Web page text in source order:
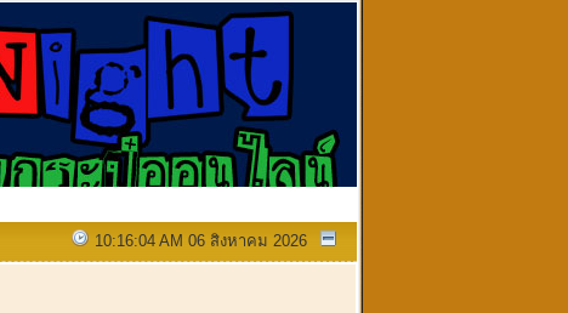
10:16:04 AM 06 สิงหาคม 2026